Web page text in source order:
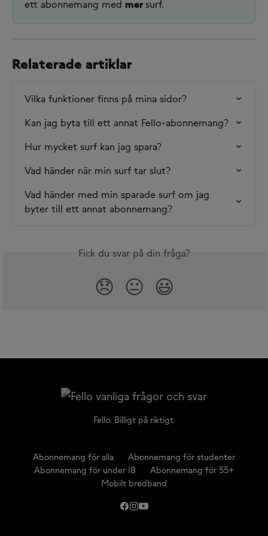
ett abonnemang med mer surf.
Relaterade artiklar
Vilka funktioner finns på mina sidor?
Kan jag byta till ett annat Fello-abonnemang?
Hur mycket surf kan jag spara?
Vad händer när min surf tar slut?
Vad händer med min sparade surf om jag
byter till ett annat abonnemang?
Fick du svar på din fråga?
😞 😐 😃
Fello. Billigt på riktigt.
Abonnemang för alla
Abonnemang för studenter
Abonnemang för under 18
Abonnemang för 55+
Mobilt bredband